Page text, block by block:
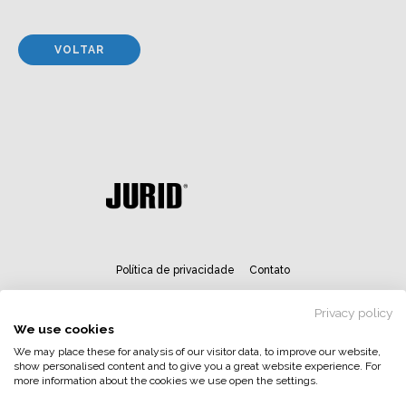
VOLTAR
Política de privacidade Contato
Privacy policy
We use cookies
We may place these for analysis of our visitor data, to improve our website,
show personalised content and to give you a great website experience. For
more information about the cookies we use open the settings.